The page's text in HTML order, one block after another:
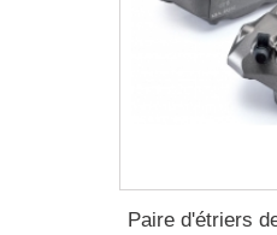
Paire d'étriers